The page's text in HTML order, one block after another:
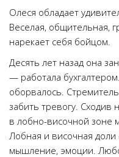
Олеся обладает
Веселая, общительная,
нарекает себя бойцом.
Десять лет назад она
— работала
оборвалось.
забить тревогу. Сходив
в лобно-височной зоне
Лобная и височная
мышление, эмоции.